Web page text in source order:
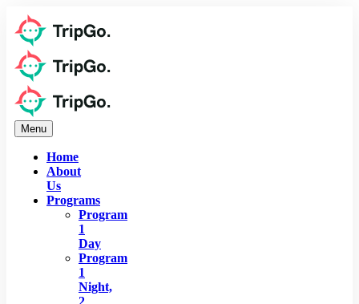
Menu
Home
About
Us
Programs
Program
1
Day
Program
1
Night,
2